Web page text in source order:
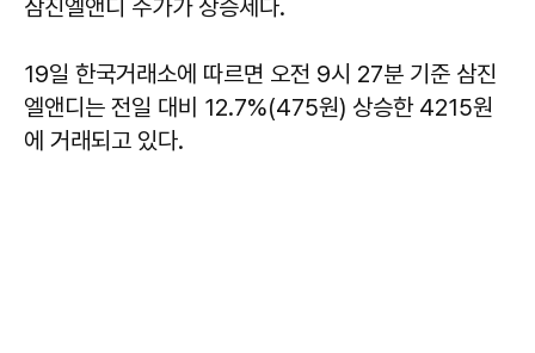
삼진엘앤디 주가가 상승세다.
19일 한국거래소에 따르면 오전 9시 27분 기준 삼진
엘앤디는 전일 대비 12.7%(475원) 상승한 4215원
에 거래되고 있다.